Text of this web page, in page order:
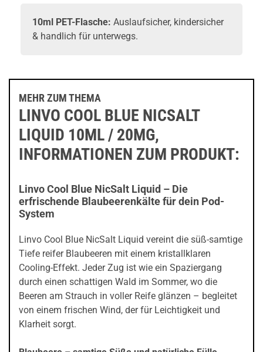
10ml PET-Flasche: Auslaufsicher, kindersicher
& handlich für unterwegs.
MEHR ZUM THEMA
LINVO COOL BLUE NICSALT
LIQUID 10ML / 20MG,
INFORMATIONEN ZUM PRODUKT:
Linvo Cool Blue NicSalt Liquid – Die
erfrischende Blaubeerenkälte für dein Pod-
System
Linvo Cool Blue NicSalt Liquid vereint die süß-samtige
Tiefe reifer Blaubeeren mit einem kristallklaren
Cooling-Effekt. Jeder Zug ist wie ein Spaziergang
durch einen schattigen Wald im Sommer, wo die
Beeren am Strauch in voller Reife glänzen – begleitet
von einem frischen Wind, der für Leichtigkeit und
Klarheit sorgt.